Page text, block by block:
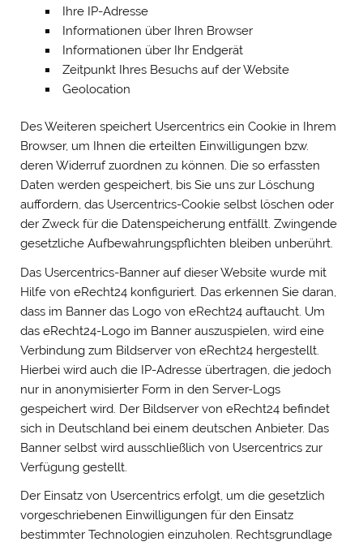
Ihre IP-Adresse
Informationen über Ihren Browser
Informationen über Ihr Endgerät
Zeitpunkt Ihres Besuchs auf der Website
Geolocation
Des Weiteren speichert Usercentrics ein Cookie in Ihrem
Browser, um Ihnen die erteilten Einwilligungen bzw.
deren Widerruf zuordnen zu können. Die so erfassten
Daten werden gespeichert, bis Sie uns zur Löschung
auffordern, das Usercentrics-Cookie selbst löschen oder
der Zweck für die Datenspeicherung entfällt. Zwingende
gesetzliche Aufbewahrungspflichten bleiben unberührt.
Das Usercentrics-Banner auf dieser Website wurde mit
Hilfe von eRecht24 konfiguriert. Das erkennen Sie daran,
dass im Banner das Logo von eRecht24 auftaucht. Um
das eRecht24-Logo im Banner auszuspielen, wird eine
Verbindung zum Bildserver von eRecht24 hergestellt.
Hierbei wird auch die IP-Adresse übertragen, die jedoch
nur in anonymisierter Form in den Server-Logs
gespeichert wird. Der Bildserver von eRecht24 befindet
sich in Deutschland bei einem deutschen Anbieter. Das
Banner selbst wird ausschließlich von Usercentrics zur
Verfügung gestellt.
Der Einsatz von Usercentrics erfolgt, um die gesetzlich
vorgeschriebenen Einwilligungen für den Einsatz
bestimmter Technologien einzuholen. Rechtsgrundlage